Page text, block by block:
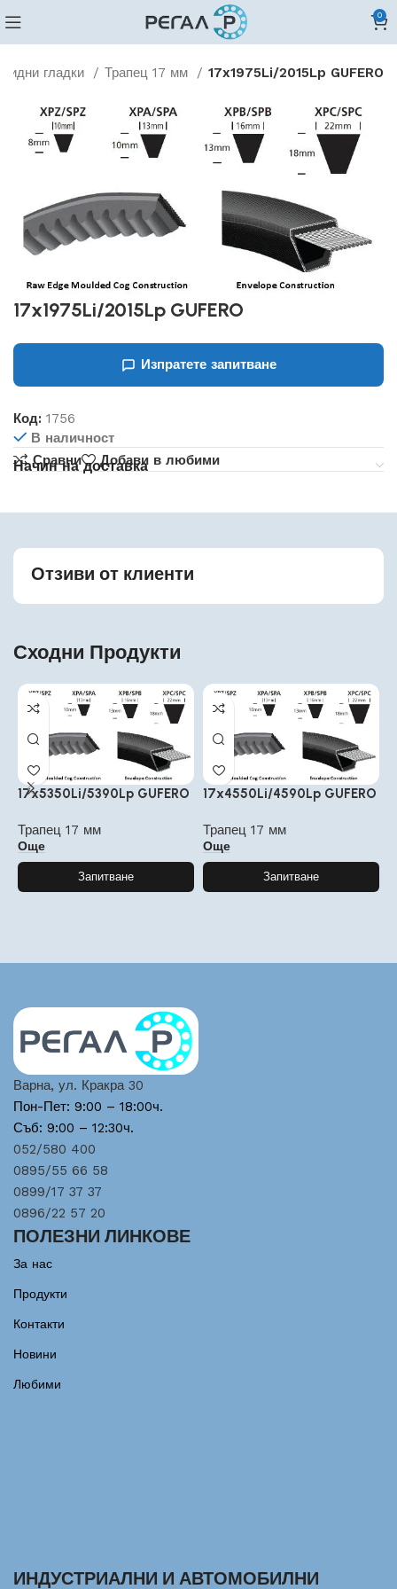
0
гладки Трапец 17 мм 17x1975Li/2015Lp GUFERO
17x1975Li/2015Lp GUFERO
Изпратете запитване
Код:1756
В наличност
Сравни
Добави в любими
Начин на доставка
Отзиви от клиенти
Сходни Продукти
17x5350Li/5390Lp GUFERO
Трапец 17 мм
Още
Запитване
17x4550Li/4590Lp GUFERO
Трапец 17 мм
Още
Запитване
Варна, ул. Кракра 30
Пон-Пет: 9:00 – 18:00ч.
Съб: 9:00 – 12:30ч.
052/580 400
0895/55 66 58
0899/17 37 37
0896/22 57 20
ПОЛЕЗНИ ЛИНКОВЕ
За нас
Продукти
Контакти
Новини
Любими
ИНДУСТРИАЛНИ И АВТОМОБИЛНИ